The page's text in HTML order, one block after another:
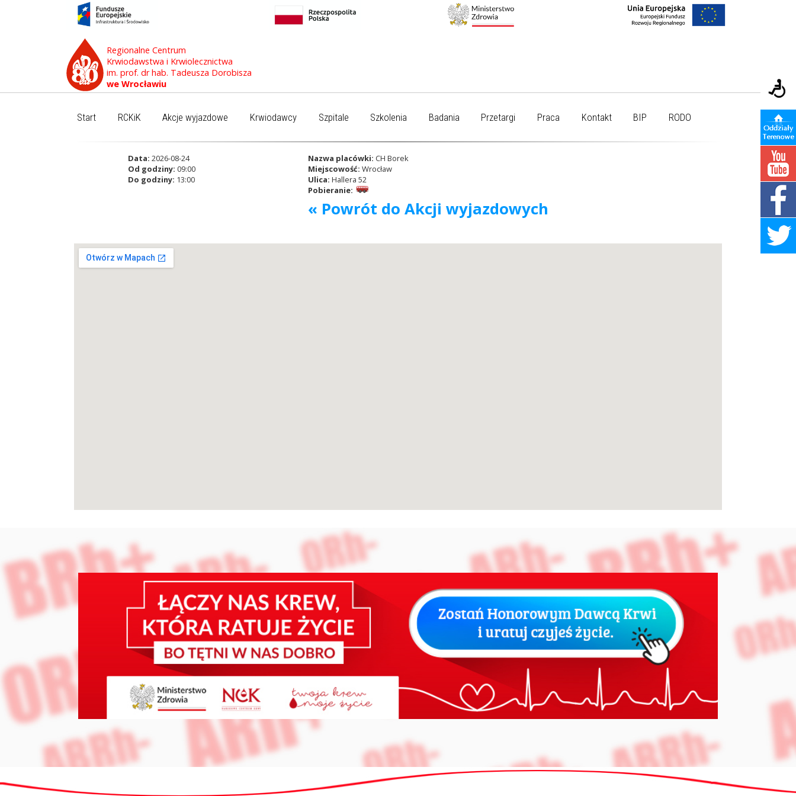
Regionalne Centrum
Krwiodawstwa i Krwiolecznictwa
im. prof. dr hab. Tadeusza Dorobisza
we Wrocławiu
Start RCKiK Akcje wyjazdowe Krwiodawcy Szpitale Szkolenia Badania Przetargi Praca Kontakt BIP RODO
Data: 2026-08-24
Od godziny: 09:00
Do godziny: 13:00
Nazwa placówki: CH Borek
Miejscowość: Wrocław
Ulica: Hallera 52
Pobieranie:
« Powrót do Akcji wyjazdowych